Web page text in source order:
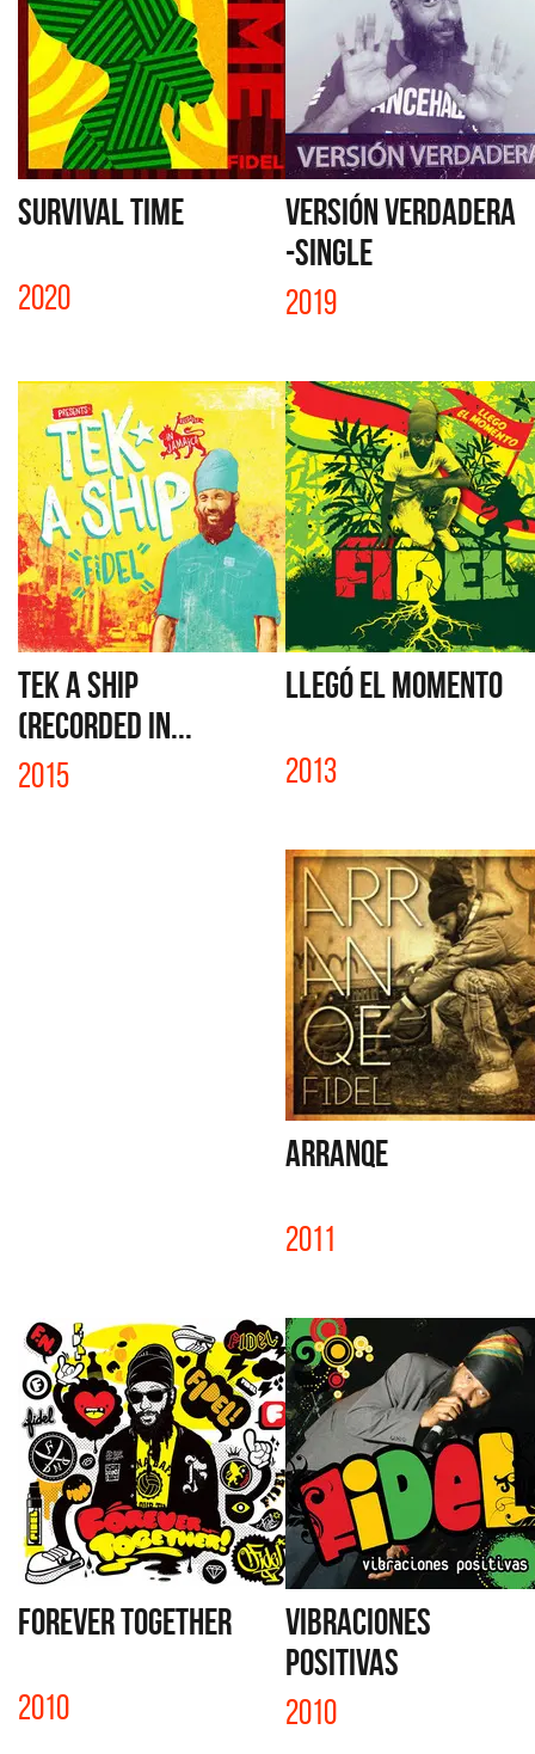
SURVIVAL TIME
2020
VERSIÓN VERDADERA
-SINGLE
2019
TEK A SHIP
(RECORDED IN...
2015
LLEGÓ EL MOMENTO
2013
ARRANQE
2011
FOREVER TOGETHER
2010
VIBRACIONES
POSITIVAS
2010